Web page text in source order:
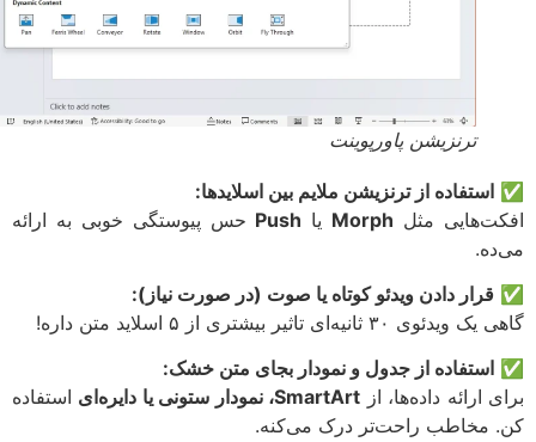
ترنزیشن پاورپوینت
استفاده از ترنزیشن ملایم بین اسلایدها:
مثلMorphیاPushحس پیوستگی خوبی به ارائه
قرار دادن ویدئو کوتاه یا صوت (در صورت نیاز):
۳۰ ثانیه‌ای تاثیر بیشتری از ۵ اسلاید متن داره!
استفاده از جدول و نمودار بجای متن خشک:
ارائه داده‌ها، ازSmartArt، نمودار ستونی یا دایره‌ای
استفاده
مخاطب راحت‌تر درک می‌کنه.